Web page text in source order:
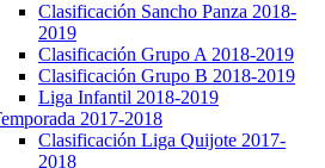
Clasificación Sancho Panza 2018-
2019
Clasificación Grupo A 2018-2019
Clasificación Grupo B 2018-2019
Liga Infantil 2018-2019
2017-2018
Clasificación Liga Quijote 2017-
2018